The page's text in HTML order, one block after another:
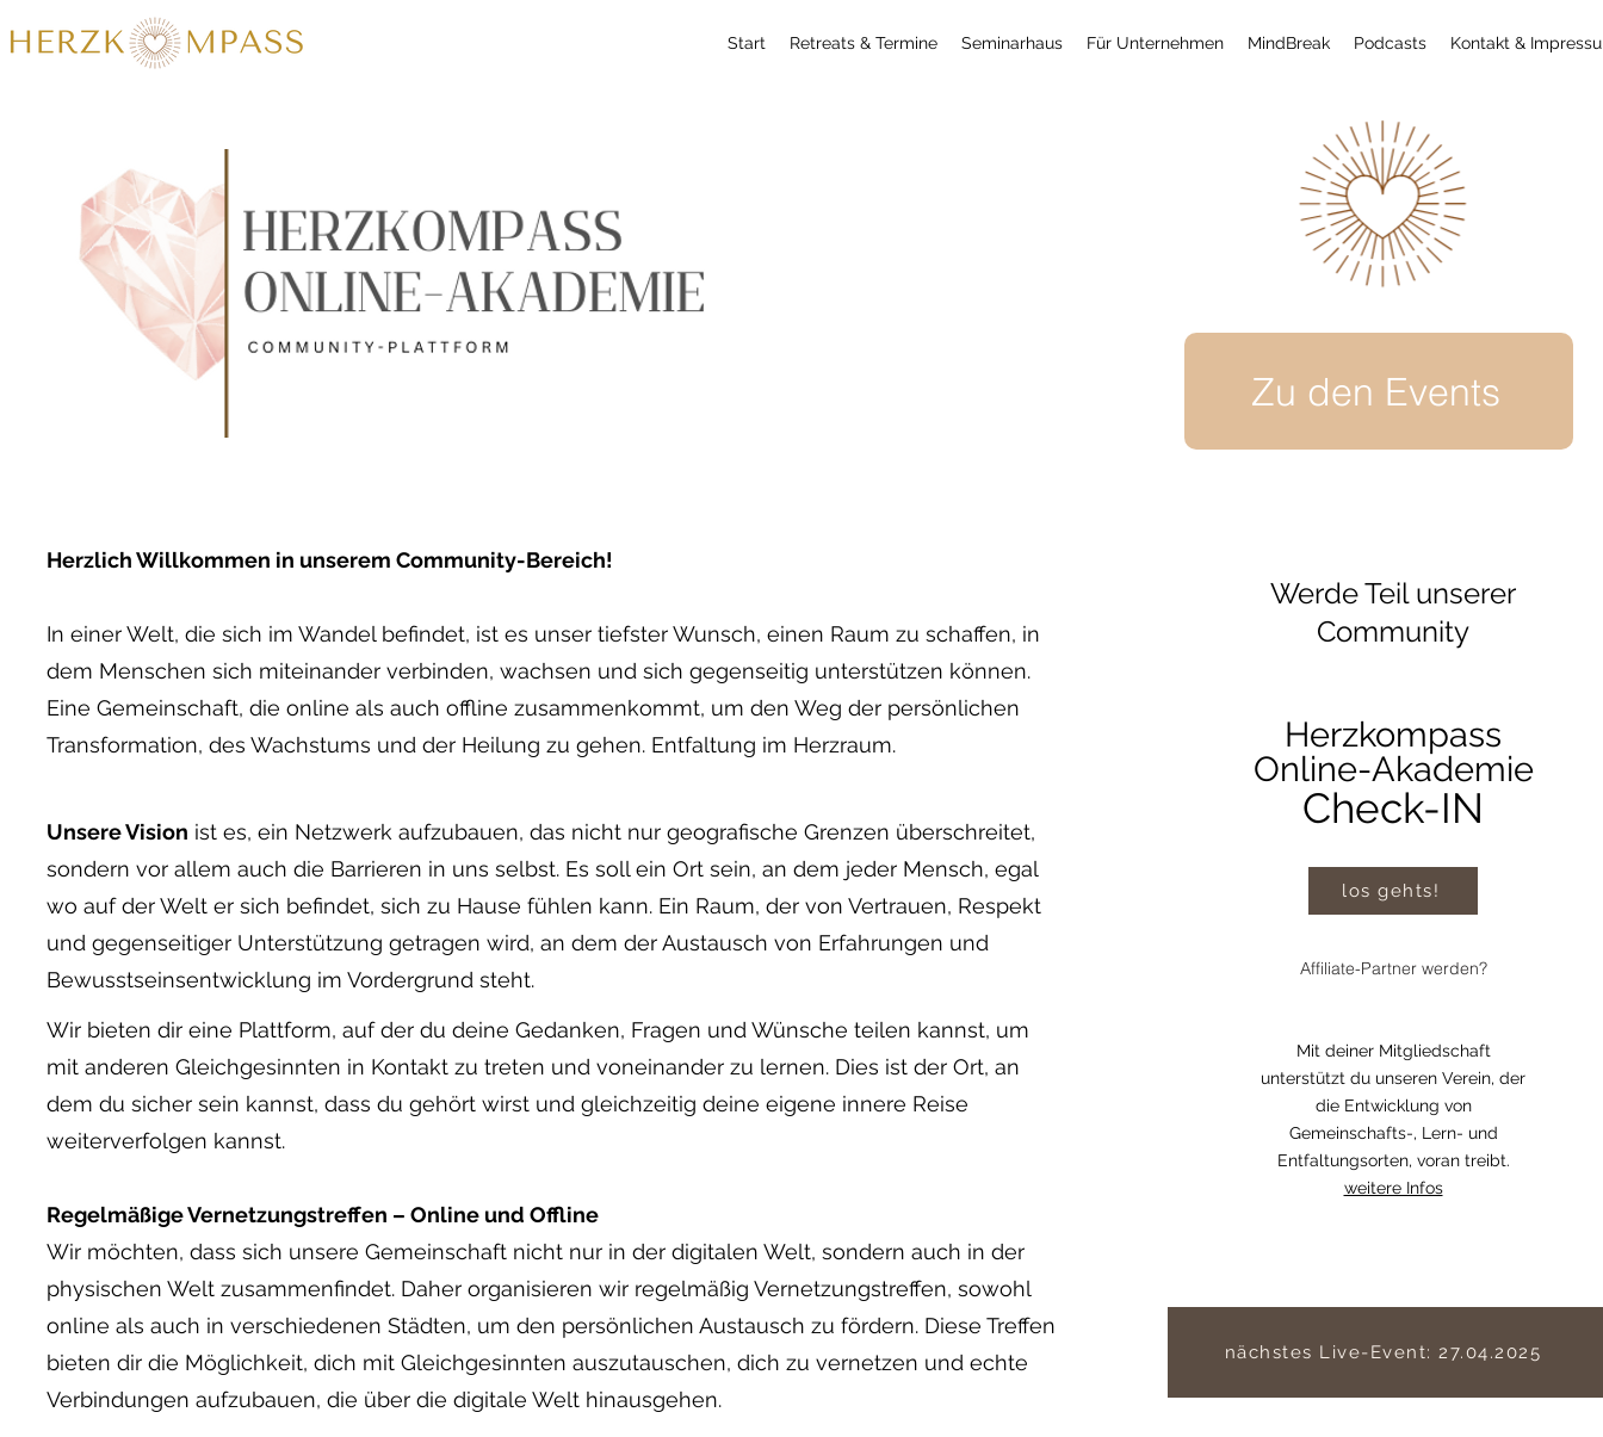
Start Retreats & Termine Seminarhaus Für Unternehmen MindBreak Podcasts Kontakt &
Herzlich Willkommen in unserem Community-Bereich!
In einer Welt, die sich im Wandel befindet, ist es unser tiefster Wunsch, einen Raum zu schaffen, in
dem Menschen sich miteinander verbinden, wachsen und sich gegenseitig unterstützen können.
Eine Gemeinschaft, die online als auch offline zusammenkommt, um den Weg der persönlichen
Transformation, des Wachstums und der Heilung zu gehen. Entfaltung im Herzraum.
Unsere Vision ist es, ein Netzwerk aufzubauen, das nicht nur geografische Grenzen überschreitet,
sondern vor allem auch die Barrieren in uns selbst. Es soll ein Ort sein, an dem jeder Mensch, egal
wo auf der Welt er sich befindet, sich zu Hause fühlen kann. Ein Raum, der von Vertrauen, Respekt
und gegenseitiger Unterstützung getragen wird, an dem der Austausch von Erfahrungen und
Bewusstseinsentwicklung im Vordergrund steht.
Wir bieten dir eine Plattform, auf der du deine Gedanken, Fragen und Wünsche teilen kannst, um
mit anderen Gleichgesinnten in Kontakt zu treten und voneinander zu lernen. Dies ist der Ort, an
dem du sicher sein kannst, dass du gehört wirst und gleichzeitig deine eigene innere Reise
weiterverfolgen kannst.
Regelmäßige Vernetzungstreffen – Online und Offline
Wir möchten, dass sich unsere Gemeinschaft nicht nur in der digitalen Welt, sondern auch in der
physischen Welt zusammenfindet. Daher organisieren wir regelmäßig Vernetzungstreffen, sowohl
online als auch in verschiedenen Städten, um den persönlichen Austausch zu fördern. Diese Treffen
bieten dir die Möglichkeit, dich mit Gleichgesinnten auszutauschen, dich zu vernetzen und echte
Verbindungen aufzubauen, die über die digitale Welt hinausgehen.
Zu den Events
Werde Teil unserer
Community
Herzkompass
Online-Akademie
Check-IN
los gehts!
Affiliate-Partner werden?
Mit deiner Mitgliedschaft
unterstützt du unseren Verein, der
die Entwicklung von
Gemeinschafts-, Lern- und
Entfaltungsorten, voran treibt.
weitere Infos
nächstes Live-Event: 27.04.2025